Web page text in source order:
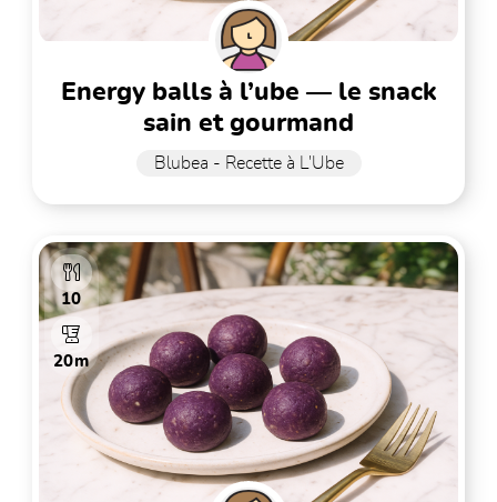
energy balls à l’ube — le snack
sain et gourmand
Blubea - Recette à L'Ube
10
20m